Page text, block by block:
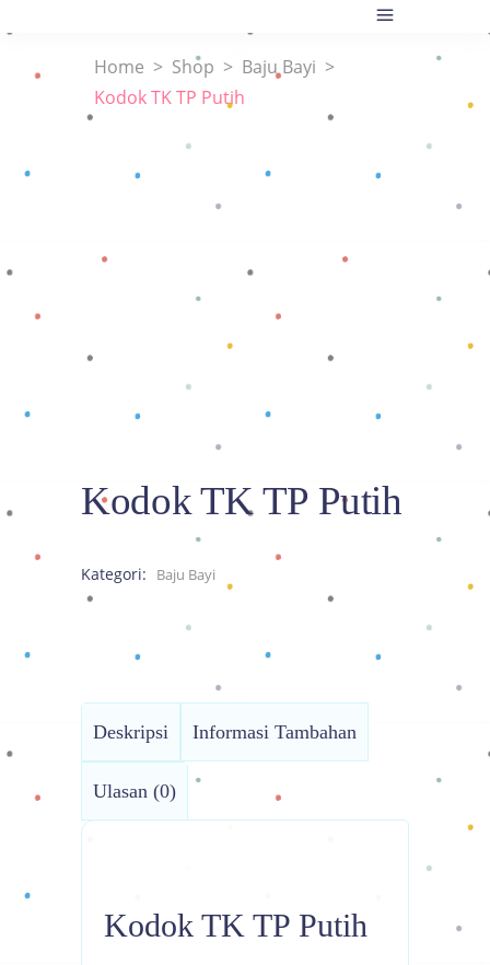
Home > Shop > Baju Bayi >
Kodok TK TP Putih
Kodok TK TP Putih
Kategori: Baju Bayi
Deskripsi Informasi Tambahan
Ulasan (0)
Kodok TK TP Putih